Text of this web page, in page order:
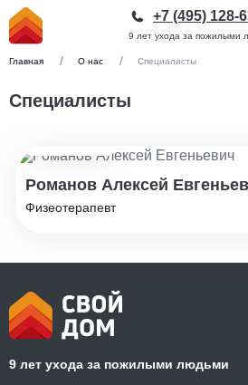
9 лет ухода за пожилыми
+7 (495) 128-
Главная О нас Специалисты
Специалисты
Романов Алексей
Физеотерапевт
9 лет ухода за пожилыми людьми